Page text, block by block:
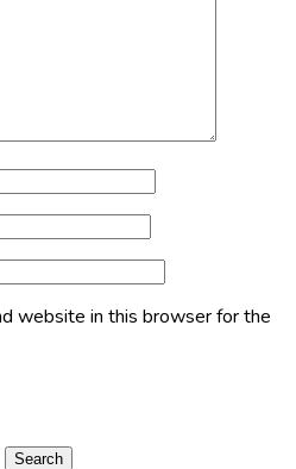
website in this browser for the
Search